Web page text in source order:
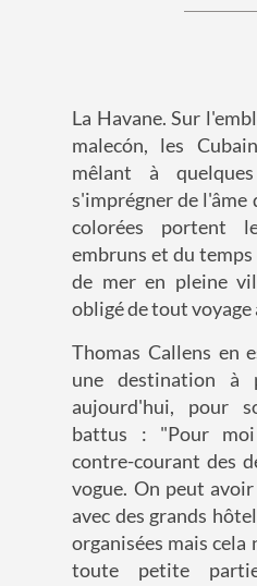
La Havane. Sur
malecón, les
mêlant à
s'imprégner de l'âme
colorées portent
embruns et du
de mer en pleine
obligé de tout voyage
Thomas Callens en
une destination à
aujourd'hui, pour
battus : "Pour
contre-courant des
vogue. On peut
avec des grands
organisées mais cela
toute petite